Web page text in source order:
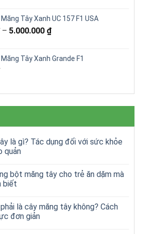
Tây Xanh UC 157 F1 USA
– 5.000.000 ₫
Tây Xanh Grande F1
là gì? Tác dụng đối với sức khỏe
quản
bột măng tây cho trẻ ăn dặm mà
biết
là cây măng tây không? Cách
đơn giản